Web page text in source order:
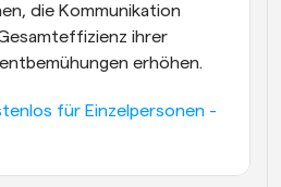
die Kommunikation
ihrer
erhöhen.
für Einzelpersonen -